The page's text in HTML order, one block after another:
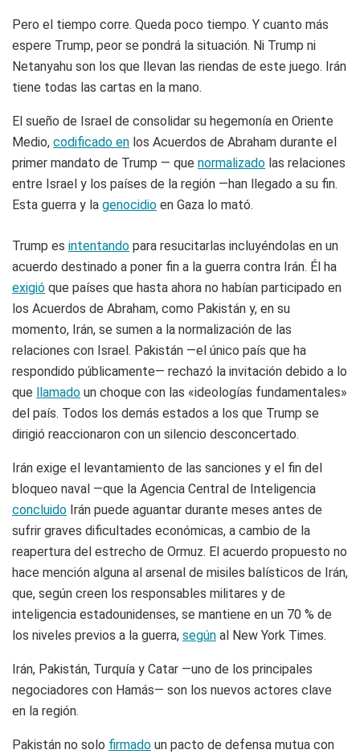
Pero el tiempo corre. Queda poco tiempo. Y cuanto más
espere Trump, peor se pondrá la situación. Ni Trump ni
Netanyahu son los que llevan las riendas de este juego. Irán
tiene todas las cartas en la mano.
El sueño de Israel de consolidar su hegemonía en Oriente
Medio, codificado en los Acuerdos de Abraham durante el
primer mandato de Trump — que normalizado las relaciones
entre Israel y los países de la región —han llegado a su fin.
Esta guerra y la genocidio en Gaza lo mató.
Trump es intentando para resucitarlas incluyéndolas en un
acuerdo destinado a poner fin a la guerra contra Irán. Él ha
exigió que países que hasta ahora no habían participado en
los Acuerdos de Abraham, como Pakistán y, en su
momento, Irán, se sumen a la normalización de las
relaciones con Israel. Pakistán —el único país que ha
respondido públicamente— rechazó la invitación debido a lo
que
llamado un choque con las «ideologías fundamentales»
del país. Todos los demás estados a los que Trump se
dirigió reaccionaron con un silencio desconcertado.
Irán exige el levantamiento de las sanciones y el fin del
bloqueo naval —que la Agencia Central de Inteligencia
concluido Irán puede aguantar durante meses antes de
sufrir graves dificultades económicas, a cambio de la
reapertura del estrecho de Ormuz. El acuerdo propuesto no
hace mención alguna al arsenal de misiles balísticos de Irán,
que, según creen los responsables militares y de
inteligencia estadounidenses, se mantiene en un 70 % de
los niveles previos a la guerra, según al New York Times.
Irán, Pakistán, Turquía y Catar —uno de los principales
negociadores con Hamás— son los nuevos actores clave
en la región.
Pakistán no solo firmado un pacto de defensa mutua con